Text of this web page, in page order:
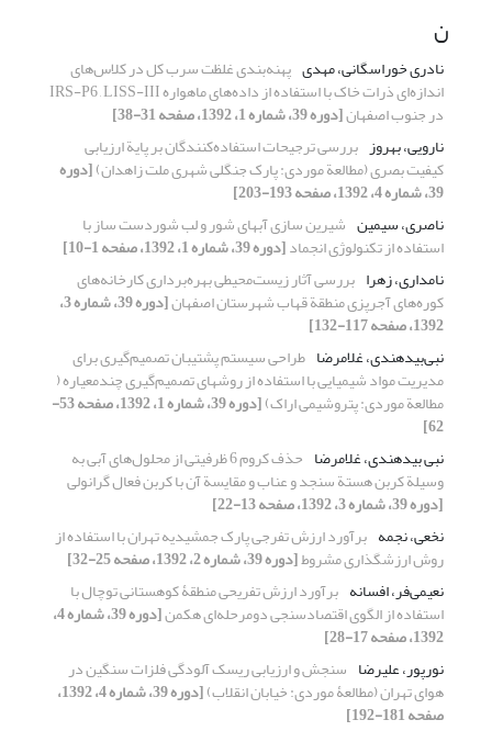
ن
نادری خوراسگانی، مهدی پهنه‌بندی غلظت سرب کل در کلاس‌های
اندازه‌ای ذرات خاک با استفاده از داده‌های ماهواره ‌IRS-P6 , LISS-III
در جنوب اصفهان[دوره 39، شماره 1، 1392، صفحه 31-38]
نارویی، بهروز بررسی ترجیحات استفاده‌کنندگان بر پایة ارزیابی
کیفیت بصری (مطالعة موردی: پارک جنگلی شهری ملت زاهدان)[دوره
39، شماره 4، 1392، صفحه 193-203]
ناصری، سیمین شیرین سازی آبهای شور و لب شوردست ساز با
استفاده از تکنولوژی انجماد[دوره 39، شماره 1، 1392، صفحه 1-10]
نامداری، زهرا بررسی آثار زیست‌محیطی بهره‌برداری کارخانه‌های
کوره‌های آجرپزی منطقة قهاب شهرستان اصفهان [دوره 39، شماره 3،
1392، صفحه 117-132]
نبی‌بید‌هندی، غلامرضا طراحی سیستم پشتیبان تصمیم‌گیری برای
مدیریت مواد شیمیایی با استفاده از روشهای تصمیم‌گیری چندمعیاره (
مطالعة موردی: پتروشیمی اراک) [دوره 39، شماره 1، 1392، صفحه 53-
62]
نبی بیدهندی، غلامرضا
حذف کروم 6 ظرفیتی از محلول‌های آبی به
وسیلة کربن هستة سنجد و عناب و مقایسة آن با کربن فعال گرانولی
[دوره 39، شماره 3، 1392، صفحه 13-22]
نخعی، نجمه برآورد ارزش تفرجی پارک جمشیدیه تهران با استفاده از
روش ارزشگذاری مشروط[دوره 39، شماره 2، 1392، صفحه 25-32]
نعیمی‌فر، افسانه برآورد ارزش تفریحی منطقۀ کوهستانی توچال با
استفاده از الگوی اقتصادسنجی دو‌مرحله‌ای هکمن [دوره 39، شماره 4،
1392، صفحه 17-28]
نورپور، علیرضا سنجش و ارزیابی ریسک آلودگی فلزات سنگین در
هوای تهران (مطالعۀ موردی: خیابان انقلاب) [دوره 39، شماره 4، 1392،
صفحه 181-192]